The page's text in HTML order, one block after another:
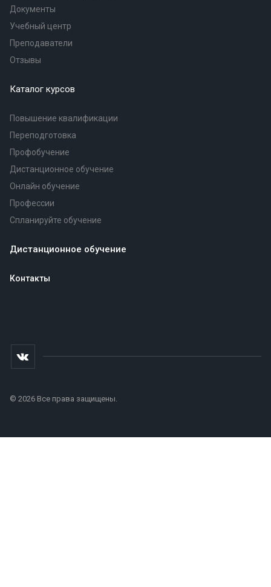
Документы
Учебный центр
Преподаватели
Отзывы
Каталог курсов
Повышение квалификации
Переподготовка
Профобучение
Дистанционное обучение
Онлайн обучение
Профессии
Спланируйте обучение
Дистанционное обучение
Контакты
© 2026 Все права защищены.